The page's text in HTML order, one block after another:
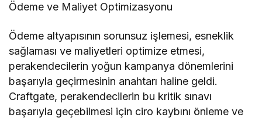
Ödeme ve Maliyet Optimizasyonu
Ödeme altyapısının sorunsuz işlemesi, esneklik
sağlaması ve maliyetleri optimize etmesi,
perakendecilerin yoğun kampanya dönemlerini
başarıyla geçirmesinin anahtarı haline geldi.
Craftgate, perakendecilerin bu kritik sınavı
başarıyla geçebilmesi için ciro kaybını önleme ve